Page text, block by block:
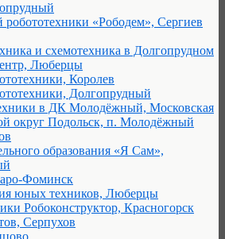
«Рободем», Сергиев
и схемотехника в Долгопрудном
Люберцы
Королев
Долгопрудный
в ДК Молодёжный, Московская
округ Подольск, п. Молодёжный
образования «Я Сам»,
Фоминск
юных техников, Люберцы
Робоконструктор, Красногорск
Серпухов